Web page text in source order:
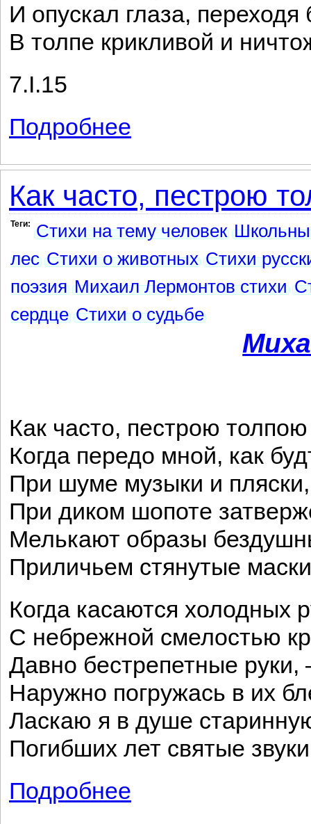
И опускал глаза, переходя
В толпе крикливой и
7.I.15
Подробнее
Как часто, пестрою
Теги: Стихи на тему человек
лес Стихи о животных Стихи
поэзия Михаил Лермонтов стихи
сердце Стихи о судьбе
Как часто, пестрою
Когда передо мной, как
При шуме музыки и пляски,
При диком шопоте
Мелькают образы
Приличьем стянутые
Когда касаются холодных
С небрежной смелостью
Давно бестрепетные
Наружно погружась в их
Ласкаю я в душе
Погибших лет святые
Подробнее